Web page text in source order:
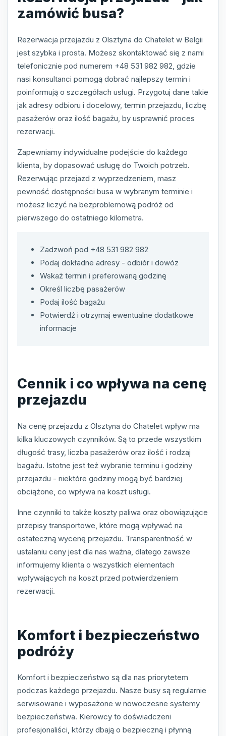
zamówić busa?
Rezerwacja przejazdu z Olsztyna do Chatelet w Belgii
jest szybka i prosta. Możesz skontaktować się z nami
telefonicznie pod numerem +48 531 982 982, gdzie
nasi konsultanci pomogą dobrać najlepszy termin i
poinformują o szczegółach usługi. Przygotuj dane takie
jak adresy odbioru i docelowy, termin przejazdu, liczbę
pasażerów oraz ilość bagażu, by usprawnić proces
rezerwacji.
Zapewniamy indywidualne podejście do każdego
klienta, by dopasować usługę do Twoich potrzeb.
Rezerwując przejazd z wyprzedzeniem, masz
pewność dostępności busa w wybranym terminie i
możesz liczyć na bezproblemową podróż od
pierwszego do ostatniego kilometra.
Zadzwoń pod +48 531 982 982
Podaj dokładne adresy - odbiór i dowóz
Wskaż termin i preferowaną godzinę
Określ liczbę pasażerów
Podaj ilość bagażu
Potwierdź i otrzymaj ewentualne dodatkowe
informacje
Cennik i co wpływa na cenę
przejazdu
Na cenę przejazdu z Olsztyna do Chatelet wpływ ma
kilka kluczowych czynników. Są to przede wszystkim
długość trasy, liczba pasażerów oraz ilość i rodzaj
bagażu. Istotne jest też wybranie terminu i godziny
przejazdu - niektóre godziny mogą być bardziej
obciążone, co wpływa na koszt usługi.
Inne czynniki to także koszty paliwa oraz obowiązujące
przepisy transportowe, które mogą wpływać na
ostateczną wycenę przejazdu. Transparentność w
ustalaniu ceny jest dla nas ważna, dlatego zawsze
informujemy klienta o wszystkich elementach
wpływających na koszt przed potwierdzeniem
rezerwacji.
Komfort i bezpieczeństwo
podróży
Komfort i bezpieczeństwo są dla nas priorytetem
podczas każdego przejazdu. Nasze busy są regularnie
serwisowane i wyposażone w nowoczesne systemy
bezpieczeństwa. Kierowcy to doświadczeni
profesjonaliści, którzy dbają o bezpieczną i płynną